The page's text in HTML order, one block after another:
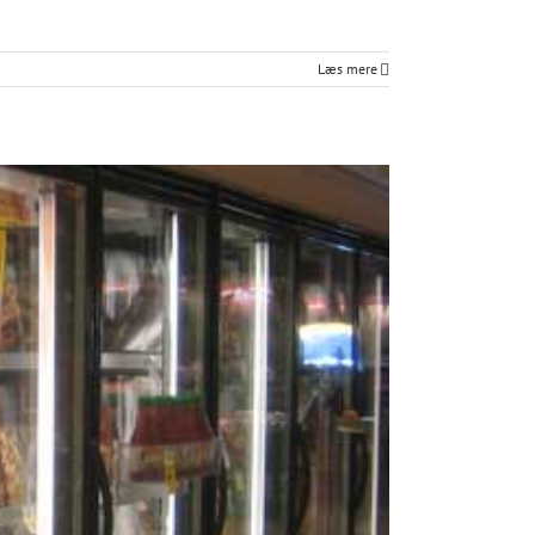
Læs mere